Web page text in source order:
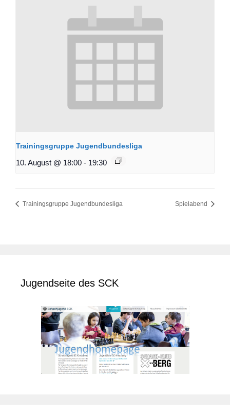
Trainingsgruppe Jugendbundesliga
10. August @ 18:00 - 19:30
Trainingsgruppe Jugendbundesliga Spielabend
Jugendseite des SCK